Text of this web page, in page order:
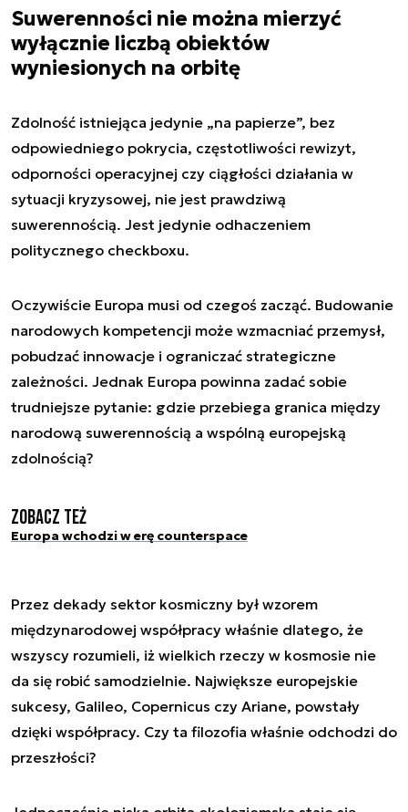
Suwerenności nie można mierzyć
wyłącznie liczbą obiektów
wyniesionych na orbitę
Zdolność istniejąca jedynie „na papierze”, bez
odpowiedniego pokrycia, częstotliwości rewizyt,
odporności operacyjnej czy ciągłości działania w
sytuacji kryzysowej, nie jest prawdziwą
suwerennością. Jest jedynie odhaczeniem
politycznego checkboxu.
Oczywiście Europa musi od czegoś zacząć. Budowanie
narodowych kompetencji może wzmacniać przemysł,
pobudzać innowacje i ograniczać strategiczne
zależności. Jednak Europa powinna zadać sobie
trudniejsze pytanie: gdzie przebiega granica między
narodową suwerennością a wspólną europejską
zdolnością?
Zobacz też
Europa wchodzi w erę counterspace
Przez dekady sektor kosmiczny był wzorem
międzynarodowej współpracy właśnie dlatego, że
wszyscy rozumieli, iż wielkich rzeczy w kosmosie nie
da się robić samodzielnie. Największe europejskie
sukcesy, Galileo, Copernicus czy Ariane, powstały
dzięki współpracy. Czy ta filozofia właśnie odchodzi do
przeszłości?